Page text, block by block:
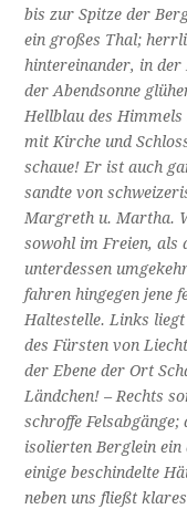
bis zur Spitze der
ein großes Thal;
hintereinander, in der
der Abendsonne
Hellblau des
mit Kirche und
schaue! Er ist auch
sandte von
Margreth u. Martha.
sowohl im Freien, als
unterdessen
fahren hingegen jene
Haltestelle. Links
des Fürsten von
der Ebene der Ort
Ländchen! – Rechts
schroffe
isolierten Berglein ein
einige beschindelte
neben uns fließt